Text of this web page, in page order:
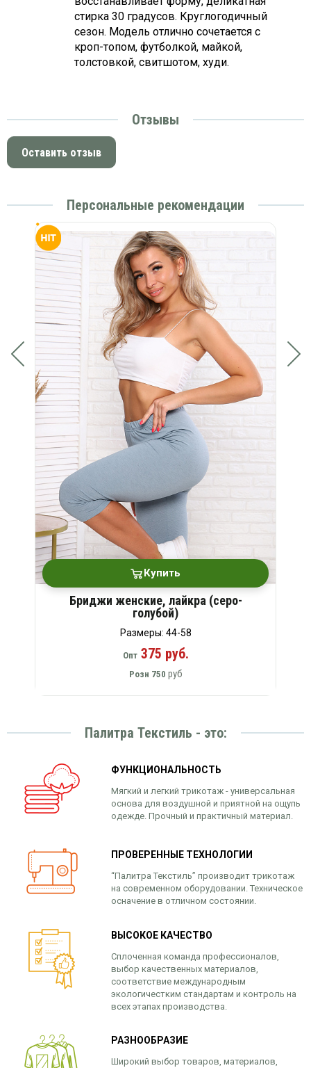
стирка 30 градусов. Круглогодичный
сезон. Модель отлично сочетается с
кроп-топом, футболкой, майкой,
толстовкой, свитшотом, худи.
Отзывы
Оставить отзыв
Персональные рекомендации
Купить
Бриджи женские, лайкра (серо-
голубой)
Размеры: 44-58
Опт375 руб.
Розн 750 руб
Палитра Текстиль - это:
ФУНКЦИОНАЛЬНОСТЬ
Мягкий и легкий трикотаж - универсальная
основа для воздушной и приятной на ощупь
одежде. Прочный и практичный материал.
ПРОВЕРЕННЫЕ ТЕХНОЛОГИИ
“Палитра Текстиль” производит трикотаж
на современном оборудовании. Техническое
осначение в отличном состоянии.
ВЫСОКОЕ КАЧЕСТВО
Сплоченная команда профессионалов,
выбор качественных материалов,
соответствие международным
экологичестким стандартам и контроль на
всех этапах производства.
РАЗНООБРАЗИЕ
Широкий выбор товаров, материалов,